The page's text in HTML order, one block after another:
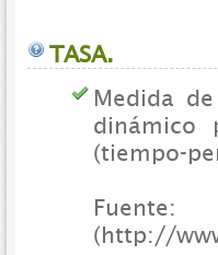
TASA.
Medida
dinámico
(tiempo-
(http://